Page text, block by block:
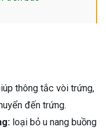
thông tắc vòi trứng,
đến trứng.
loại bỏ u nang buồng